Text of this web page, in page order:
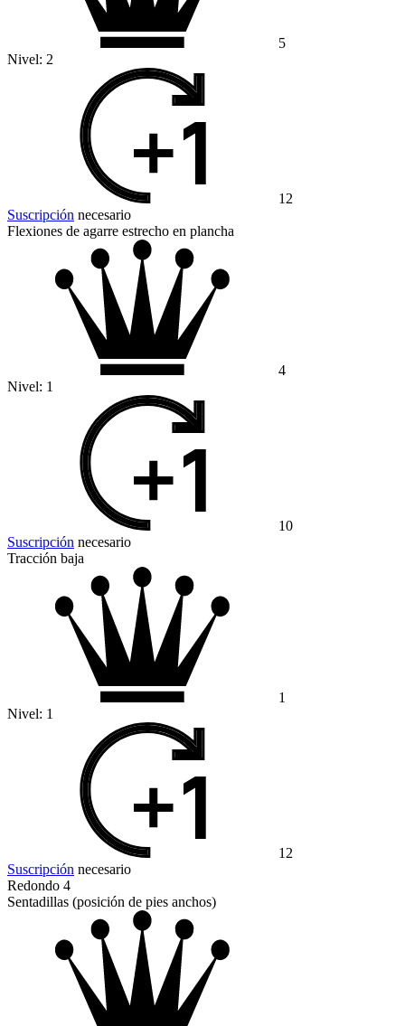
5
Nivel: 2
12
Suscripción necesario
Flexiones de agarre estrecho en plancha
4
Nivel: 1
10
Suscripción necesario
Tracción baja
1
Nivel: 1
12
Suscripción necesario
Redondo 4
Sentadillas (posición de pies anchos)